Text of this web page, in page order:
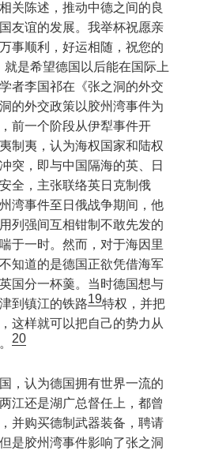
关陈述，推动中德之间的良
友谊的发展。我举杯祝愿亲
事顺利，好运相随，祝您的
就是希望德国以后能在国际上
者李国祁在《张之洞的外交
的外交政策以胶州湾事件为
前一个阶段从伊犁事件开
制夷，认为海权国家和陆权
突，即与中国隔海的英、日
全，主张联络英日克制俄
湾事件至日俄战争期间，他
列强间互相钳制不敢先发的
于一时。然而，对于海因里
知道的是德国正欲凭借海军
国分一杯羹。当时德国想与
到镇江的铁路19特权，并把
这样就可以把自己的势力从
20
，认为德国拥有世界一流的
江还是湖广总督任上，都曾
并购买德制武器装备，聘请
是胶州湾事件影响了张之洞